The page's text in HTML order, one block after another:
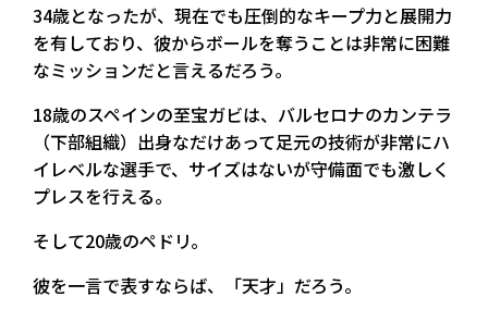
34歳となったが、現在でも圧倒的なキープ力と展開力
を有しており、彼からボールを奪うことは非常に困難
なミッションだと言えるだろう。
18歳のスペインの至宝ガビは、バルセロナのカンテラ
（下部組織）出身なだけあって足元の技術が非常にハ
イレベルな選手で、サイズはないが守備面でも激しく
プレスを行える。
そして20歳のペドリ。
彼を一言で表すならば、「天才」だろう。